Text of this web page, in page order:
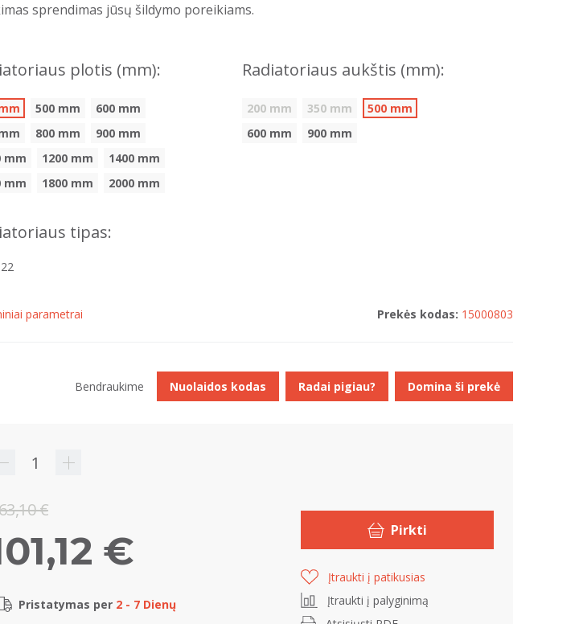
sprendimas jūsų šildymo poreikiams.
plotis (mm):
500 mm
600 mm
800 mm
900 mm
mm
1200 mm
1400 mm
mm
1800 mm 2000 mm
Radiatoriaus aukštis (mm):
200 mm 350 mm
500 mm
600 mm
900 mm
tipas:
22
parametrai Prekės kodas: 15000803
€
€
Pristatymas per 2 - 7 Dienų
Pirkti
Įtraukti į patikusias
Įtraukti į palyginimą
Bendraukime Nuolaidos kodas Radai pigiau? Domina ši prekė